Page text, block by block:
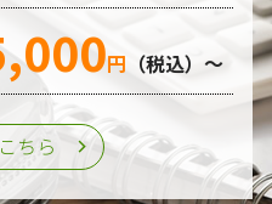
円 （税込）～
ちら